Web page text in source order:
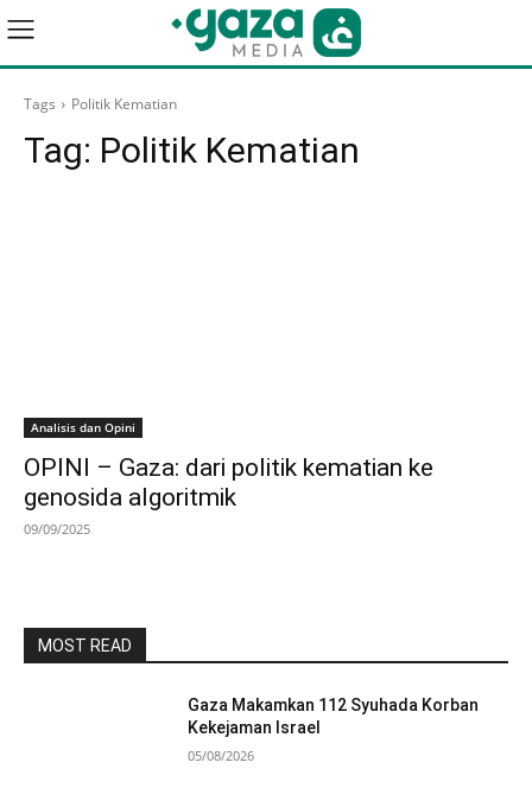
Tags Politik Kematian
Tag: Politik Kematian
Analisis dan Opini
OPINI – Gaza: dari politik kematian ke
genosida algoritmik
09/09/2025
MOST READ
Gaza Makamkan 112 Syuhada Korban
Kekejaman Israel
05/08/2026